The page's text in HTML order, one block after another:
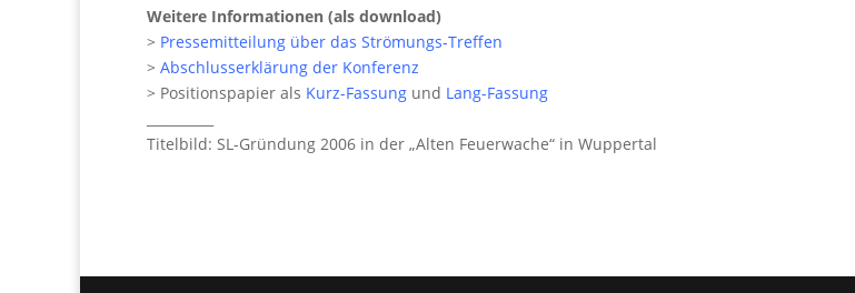
Weitere Informationen (als download)
> Pressemitteilung über das Strömungs-Treffen
> Abschlusserklärung der Konferenz
> Positionspapier als Kurz-Fassung und Lang-Fassung
Titelbild: SL-Gründung 2006 in der „Alten Feuerwache“ in Wuppertal